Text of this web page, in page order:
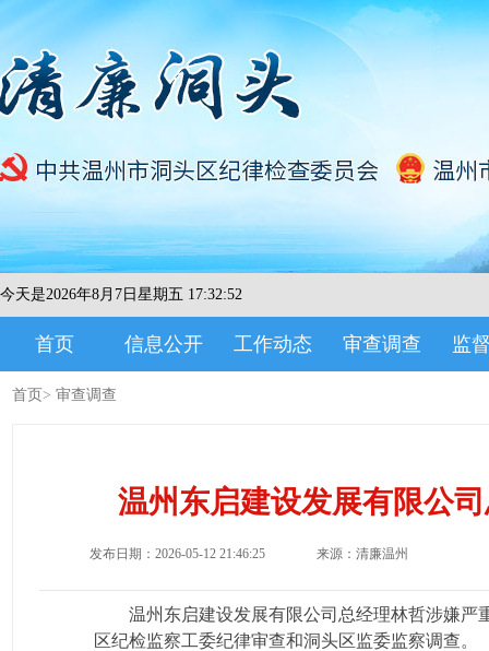
今天是2026年8月7日星期五 17:32:52
首页 信息公开 工作动态 审查调查 监
首页 > 审查调查
温州东启建设发展有限公
发布日期：2026-05-12 21:46:25 来源：清廉温州
温州东启建设发展有限公司总经理林哲涉嫌
区纪检监察工委纪律审查和洞头区监委监察调查。